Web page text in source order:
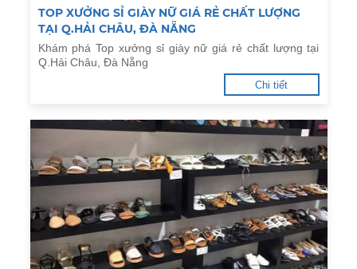
TOP XƯỞNG SỈ GIÀY NỮ GIÁ RẺ CHẤT LƯỢNG
TẠI Q.HẢI CHÂU, ĐÀ NẴNG
Khám phá Top xưởng sỉ giày nữ giá rẻ chất lượng tại
Q.Hải Châu, Đà Nẵng
Chi tiết